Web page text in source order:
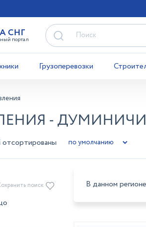
СНГ
портал
Грузоперевозки
- ДУМИНИЧИ
поиск В данном